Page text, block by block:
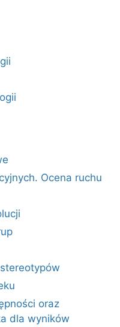
Ocena ruchu
oraz
dla wyników